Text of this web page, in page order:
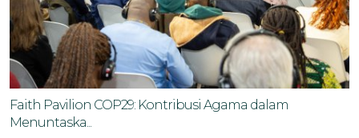
Faith Pavilion COP29: Kontribusi Agama dalam
Menuntaska...